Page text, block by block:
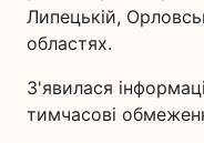
Липецькій,
областях.
З'явилася
тимчасові